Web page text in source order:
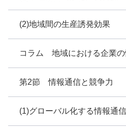
(2)地域間の生産誘発効果
コラム 地域における企業の
第2節 情報通信と競争力
(1)グローバル化する情報通